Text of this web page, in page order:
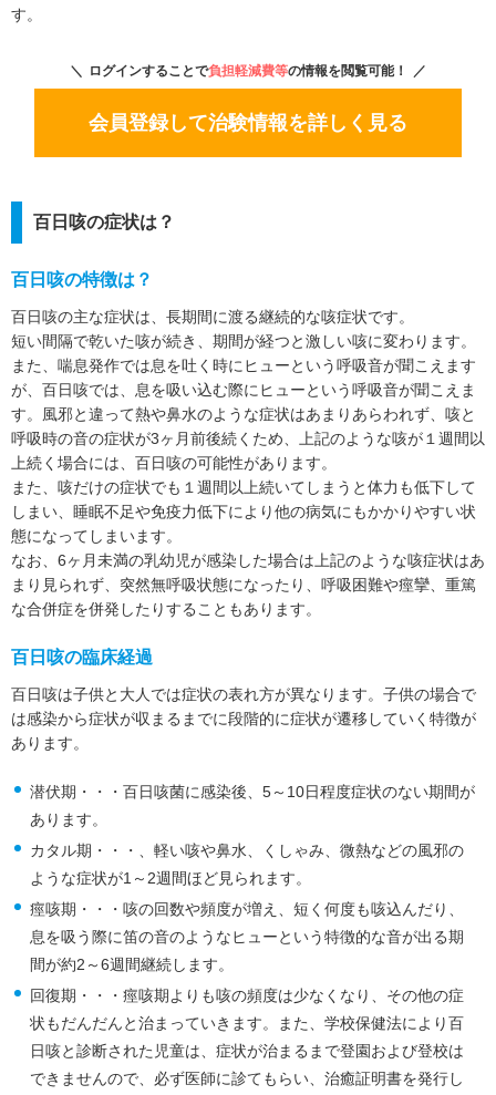
す。
ログインすることで負担軽減費等の情報を閲覧可能！
会員登録して治験情報を詳しく見る
百日咳の症状は？
百日咳の特徴は？
百日咳の主な症状は、長期間に渡る継続的な咳症状です。
短い間隔で乾いた咳が続き、期間が経つと激しい咳に変わります。
また、喘息発作では息を吐く時にヒューという呼吸音が聞こえます
が、百日咳では、息を吸い込む際にヒューという呼吸音が聞こえま
す。風邪と違って熱や鼻水のような症状はあまりあらわれず、咳と
呼吸時の音の症状が3ヶ月前後続くため、上記のような咳が１週間以
上続く場合には、百日咳の可能性があります。
また、咳だけの症状でも１週間以上続いてしまうと体力も低下して
しまい、睡眠不足や免疫力低下により他の病気にもかかりやすい状
態になってしまいます。
なお、6ヶ月未満の乳幼児が感染した場合は上記のような咳症状はあ
まり見られず、突然無呼吸状態になったり、呼吸困難や痙攣、重篤
な合併症を併発したりすることもあります。
百日咳の臨床経過
百日咳は子供と大人では症状の表れ方が異なります。子供の場合で
は感染から症状が収まるまでに段階的に症状が遷移していく特徴が
あります。
潜伏期・・・百日咳菌に感染後、5～10日程度症状のない期間が
あります。
カタル期・・・、軽い咳や鼻水、くしゃみ、微熱などの風邪の
ような症状が1～2週間ほど見られます。
痙咳期・・・咳の回数や頻度が増え、短く何度も咳込んだり、
息を吸う際に笛の音のようなヒューという特徴的な音が出る期
間が約2～6週間継続します。
回復期・・・痙咳期よりも咳の頻度は少なくなり、その他の症
状もだんだんと治まっていきます。また、学校保健法により百
日咳と診断された児童は、症状が治まるまで登園および登校は
できませんので、必ず医師に診てもらい、治癒証明書を発行し